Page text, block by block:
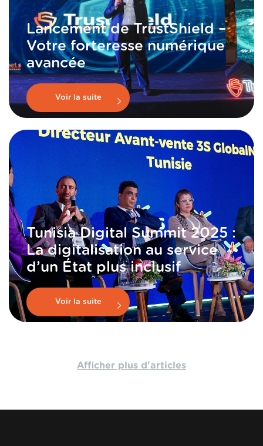
Lancement de TrustShield –
Votre forteresse numérique
avancée
Voir la suite
Tunisia Digital Summit 2025 :
La digitalisation au service
d’un État plus inclusif
Voir la suite
Afficher plus d'articles